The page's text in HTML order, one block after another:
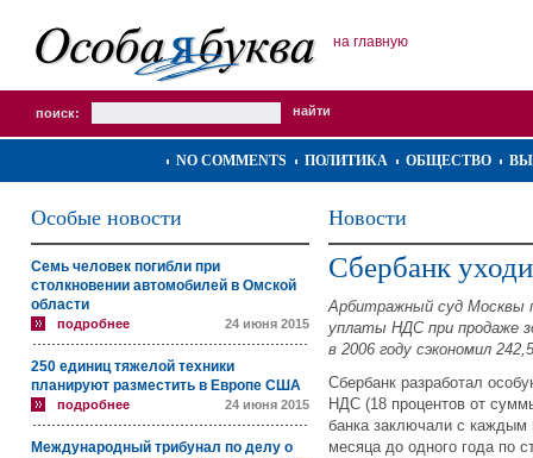
на главную
поиск:
NO COMMENTS ПОЛИТИКА ОБЩЕСТВО
Особые новости
Семь человек погибли при
столкновении автомобилей в Омской
области
подробнее 24 июня 2015
250 единиц тяжелой техники
планируют разместить в Европе США
подробнее 24 июня 2015
Международный трибунал по делу о
Новости
Сбербанк
Арбитражный суд Москвы
уплаты НДС при продаже
в 2006 году сэкономил
Сбербанк разработал
НДС (18 процентов от
банка заключали с каждым
месяца до одного года по